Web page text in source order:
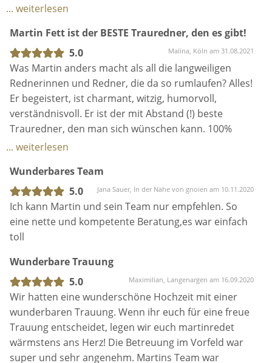
ziemlich viel kitschiges und übertriebenes gesehen.
persönlich!
Das änderte sich als wir Martin trafen.
Schon bei den Videos wussten wir, den wollen wir
haben🥰
Er ist einfach “echt” und dieser Eindruck bestätigte
sich in den vielen Nachrichten und anschließend
auch im Treffen..
Er hat einfach unsere persönliche Geschichte zur
authentisch.. das Gefühl ein guter Freund der uns
ewig kennt.. traut uns.
Es war emotional, romantisch aber eben auch lustig
und herzergreifend ohne auf irgendwelche Klischees
zurück zu greifen. Wir sind sehr glücklich das unsere
schöner hätte es definitiv nicht sein können.
In allen Gesprächen hört er aufmerksam zu und
bastelt am Ende etwas atemberaubendes daraus.
Vielen lieben Dank Martin.
Danke das du unseren besonderen Tag noch
besonderer gemacht hast.
Und mal ganz am Rande.
... weiterlesen
Martin Fett ist der BESTE Trauredner, den es gibt!
5.0
Malina, Köln am 31.08.2021
Was Martin anders macht als all die langweiligen
Rednerinnen und Redner, die da so rumlaufen? Alles!
Er begeistert, ist charmant, witzig, humorvoll,
verständnisvoll. Er ist der mit Abstand (!) beste
Trauredner, den man sich wünschen kann. 100%
Empfehlung!!
... weiterlesen
Wunderbares Team
5.0
Jana Sauer, In der Nähe von gnoien am 10.11.2020
Ich kann Martin und sein Team nur empfehlen. So
eine nette und kompetente Beratung,es war einfach
toll
Wunderbare Trauung
5.0
Maximilian, Langenargen am 16.09.2020
Wir hatten eine wunderschöne Hochzeit mit einer
wunderbaren Trauung. Wenn ihr euch für eine freue
Trauung entscheidet, legen wir euch martinredet
wärmstens ans Herz! Die Betreuung im Vorfeld war
super und sehr angenehm. Martins Team war